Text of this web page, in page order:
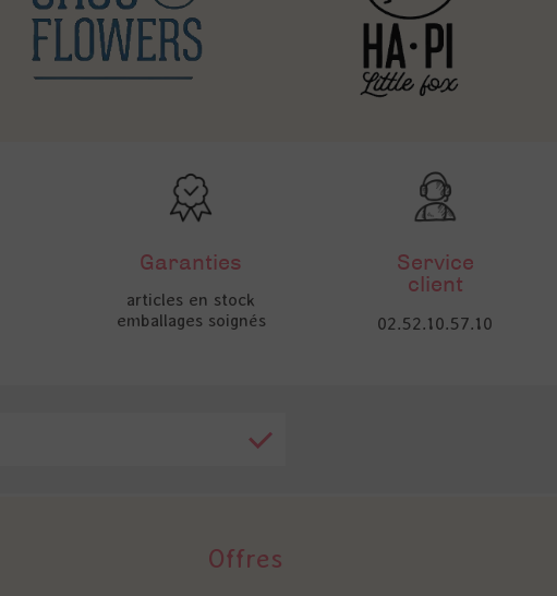
Garanties
articles en stock
emballages soignés
Service
client
02.52.10.57.10
Offres